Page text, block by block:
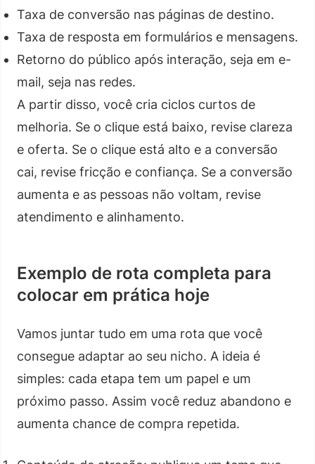
Taxa de conversão nas páginas de destino.
Taxa de resposta em formulários e mensagens.
Retorno do público após interação, seja em e-
mail, seja nas redes.
A partir disso, você cria ciclos curtos de
melhoria. Se o clique está baixo, revise clareza
e oferta. Se o clique está alto e a conversão
cai, revise fricção e confiança. Se a conversão
aumenta e as pessoas não voltam, revise
atendimento e alinhamento.
Exemplo de rota completa para
colocar em prática hoje
Vamos juntar tudo em uma rota que você
consegue adaptar ao seu nicho. A ideia é
simples: cada etapa tem um papel e um
próximo passo. Assim você reduz abandono e
aumenta chance de compra repetida.